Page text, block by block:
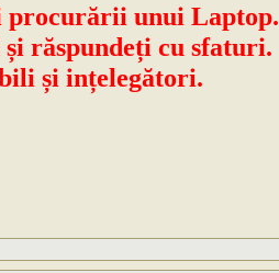
procurării unui Laptop.
răspundeți cu sfaturi.
și ințelegători.